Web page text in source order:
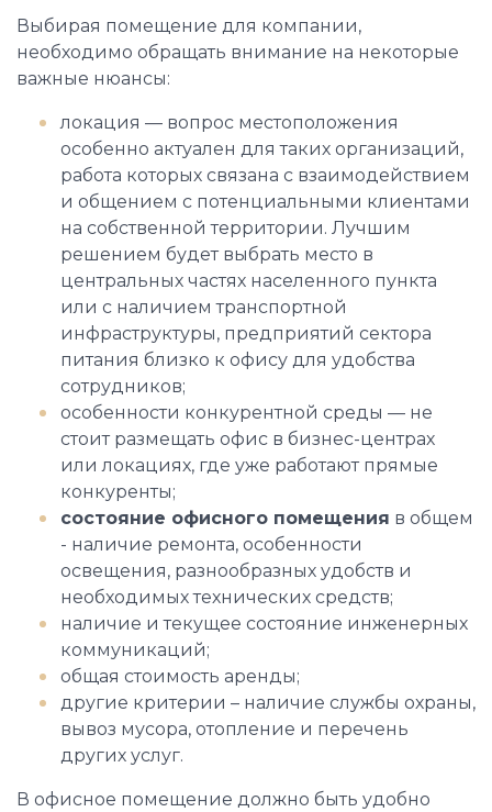
Выбирая помещение для компании,
необходимо обращать внимание на некоторые
важные нюансы:
локация — вопрос местоположения
особенно актуален для таких организаций,
работа которых связана с взаимодействием
и общением с потенциальными клиентами
на собственной территории. Лучшим
решением будет выбрать место в
центральных частях населенного пункта
или с наличием транспортной
инфраструктуры, предприятий сектора
питания близко к офису для удобства
сотрудников;
особенности конкурентной среды — не
стоит размещать офис в бизнес-центрах
или локациях, где уже работают прямые
конкуренты;
состояние офисного помещения в общем
- наличие ремонта, особенности
освещения, разнообразных удобств и
необходимых технических средств;
наличие и текущее состояние инженерных
коммуникаций;
общая стоимость аренды;
другие критерии – наличие службы охраны,
вывоз мусора, отопление и перечень
других услуг.
В офисное помещение должно быть удобно